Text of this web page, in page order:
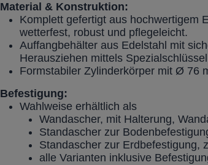
Material & Konstruktion:
Komplett gefertigt aus hochwertigem
wetterfest, robust und pflegeleicht.
Auffangbehälter aus Edelstahl mit
Herausziehen mittels
Formstabiler Zylinderkörper mit Ø 76
Befestigung:
Wahlweise erhältlich als
Wandascher, mit Halterung,
Standascher zur
Standascher zur Erdbefestigung,
alle Varianten inklusive